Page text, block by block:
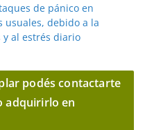
de pánico en
usuales, debido a la
al estrés diario
podés contactarte
adquirirlo en